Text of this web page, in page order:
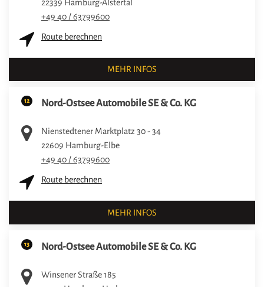
22339 Hamburg-Alstertal
+49 40 / 63799600
Route berechnen
MEHR INFOS
12 Nord-Ostsee Automobile SE & Co. KG
Nienstedtener Marktplatz 30 - 34
22609 Hamburg-Elbe
+49 40 / 63799600
Route berechnen
MEHR INFOS
13 Nord-Ostsee Automobile SE & Co. KG
Winsener Straße 185